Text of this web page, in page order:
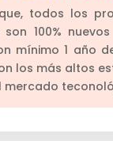
todos los
100%
mínimo 1 año
los más altos
mercado